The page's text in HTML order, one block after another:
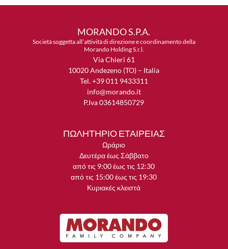
MORANDO S.P.A.
Società soggetta all’attività di direzione e coordinamento della
Morando Holding S.r.l.
Via Chieri 61
10020 Andezeno (TO) – Italia
Tel. +39 011 9433311
info@morando.it
P.Iva 03614850729
ΠΩΛΗΤΗΡΙΟ ΕΤΑΙΡΕΙΑΣ
Ωράριο
Δευτέρα έως Σάββατο
από τις 9:00 έως τις 12:30
από τις 15:00 έως τις 19:30
Κυριακές κλειστά